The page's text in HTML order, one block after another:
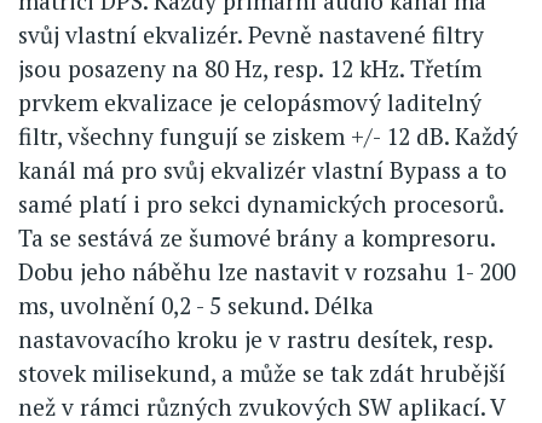
svůj vlastní ekvalizér. Pevně nastavené filtry
jsou posazeny na 80 Hz, resp. 12 kHz. Třetím
prvkem ekvalizace je celopásmový laditelný
filtr, všechny fungují se ziskem +/- 12 dB. Každý
kanál má pro svůj ekvalizér vlastní Bypass a to
samé platí i pro sekci dynamických procesorů.
Ta se sestává ze šumové brány a kompresoru.
Dobu jeho náběhu lze nastavit v rozsahu 1- 200
ms, uvolnění 0,2 - 5 sekund. Délka
nastavovacího kroku je v rastru desítek, resp.
stovek milisekund, a může se tak zdát hrubější
než v rámci různých zvukových SW aplikací. V